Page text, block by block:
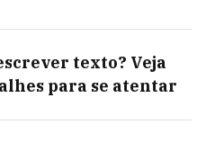
texto? Veja
para se atentar